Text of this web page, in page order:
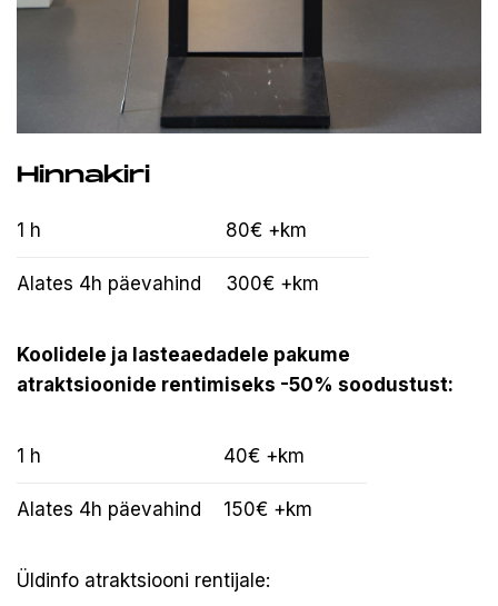
Hinnakiri
1 h 80€ +km
Alates 4h päevahind 300€ +km
Koolidele ja lasteaedadele pakume
atraktsioonide rentimiseks -50% soodustust:
1 h 40€ +km
Alates 4h päevahind 150€ +km
Üldinfo atraktsiooni rentijale: